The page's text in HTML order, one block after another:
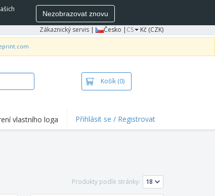
Nezobrazovat znovu
Zákaznický servis | Česko | CS Kč (CZK)
Košík (0)
vlastního loga Přihlásit se / Registrovat
Produkty podle stránky: